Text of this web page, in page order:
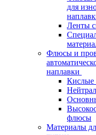
для
Ленты
Флюсы и
наплавки
флюсы
Материалы